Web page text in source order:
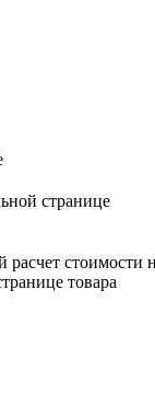
странице
расчет стоимости
товара